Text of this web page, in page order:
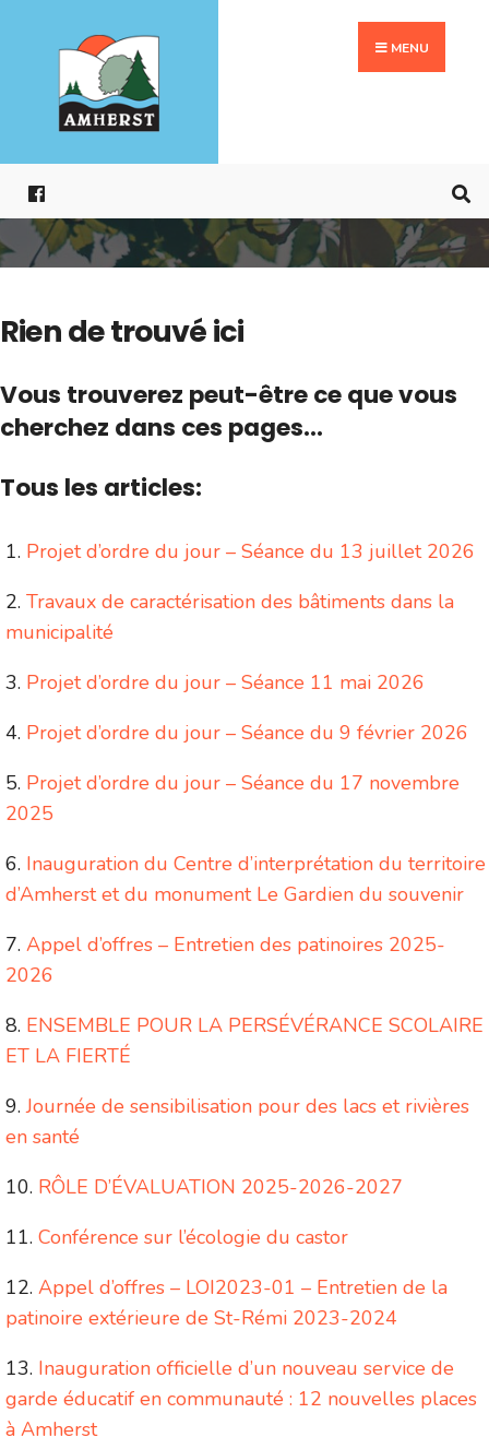
contenu
MENU
Rien de trouvé ici
Vous trouverez peut-être ce que vous
cherchez dans ces pages...
Tous les articles:
Projet d’ordre du jour – Séance du 13 juillet 2026
Travaux de caractérisation des bâtiments dans la
municipalité
Projet d’ordre du jour – Séance 11 mai 2026
Projet d’ordre du jour – Séance du 9 février 2026
Projet d’ordre du jour – Séance du 17 novembre
2025
Inauguration du Centre d’interprétation du territoire
d’Amherst et du monument Le Gardien du souvenir
Appel d’offres – Entretien des patinoires 2025-
2026
ENSEMBLE POUR LA PERSÉVÉRANCE SCOLAIRE
ET LA FIERTÉ
Journée de sensibilisation pour des lacs et rivières
en santé
RÔLE D’ÉVALUATION 2025-2026-2027
Conférence sur l’écologie du castor
Appel d’offres – LOI2023-01 – Entretien de la
patinoire extérieure de St-Rémi 2023-2024
Inauguration officielle d’un nouveau service de
garde éducatif en communauté : 12 nouvelles places
à Amherst
for: